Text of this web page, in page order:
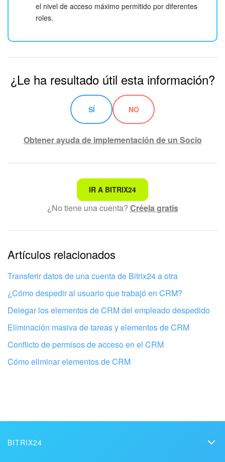
el nivel de acceso máximo permitido por diferentes
roles.
¿Le ha resultado útil esta información?
SÍ NO
Obtener ayuda de implementación de un Socio
No es lo que estoy buscando
Texto complicado e incomprensible
La información está desactualizada
La explicación es demasiado corta. Necesito más
información
No me gusta cómo funciona esta herramienta
Configura tu Bitrix24 con profesionales
IR A BITRIX24
¿No tiene una cuenta? Créela gratis
Artículos relacionados
Transferir datos de una cuenta de Bitrix24 a otra
¿Cómo despedir al usuario que trabajó en CRM?
Delegar los elementos de CRM del empleado despedido
Eliminación masiva de tareas y elementos de CRM
Conflicto de permisos de acceso en el CRM
Cómo eliminar elementos de CRM
BITRIX24